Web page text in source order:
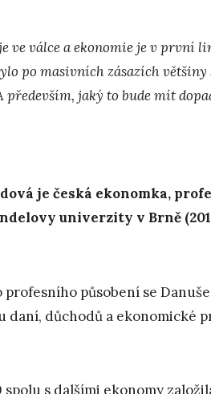
ve válce a ekonomie je v první
po masivních zásazích
jaký to bude mít
je česká ekonomka,
univerzity v Brně
profesního působení se
daní, důchodů a ekonomické
spolu s dalšími ekonomy